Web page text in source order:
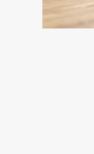
2 min odczytu